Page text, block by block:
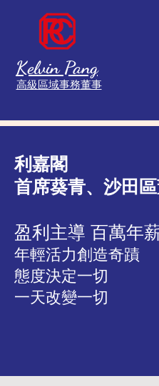
Kelvin Pang
高級區域事務董事
利嘉閣
首席葵青、沙田
盈利主導 百萬年
年輕活力創造奇蹟
態度決定一切
一天改變一切